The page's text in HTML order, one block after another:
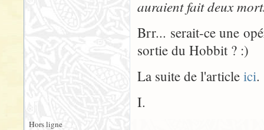
auraient fait deux
Brr... serait-ce une
sortie du Hobbit ? :)
La suite de l'article ici.
I.
Hors ligne